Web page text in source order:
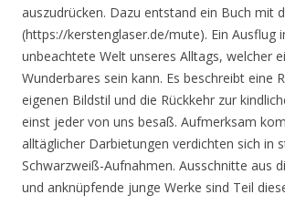
auszudrücken. Dazu entstand ein Buch mit
(https://kerstenglaser.de/mute). Ein Ausflug
unbeachtete Welt unseres Alltags, welcher
Wunderbares sein kann. Es beschreibt eine
eigenen Bildstil und die Rückkehr zur
einst jeder von uns besaß. Aufmerksam
alltäglicher Darbietungen verdichten sich in
Schwarzweiß-Aufnahmen. Ausschnitte aus
und anknüpfende junge Werke sind Teil